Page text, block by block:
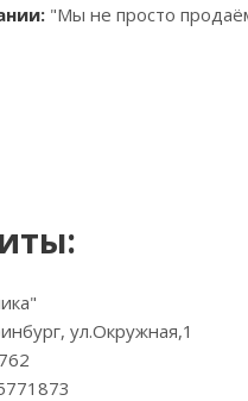
"Мы не просто
ул.Окружная,1